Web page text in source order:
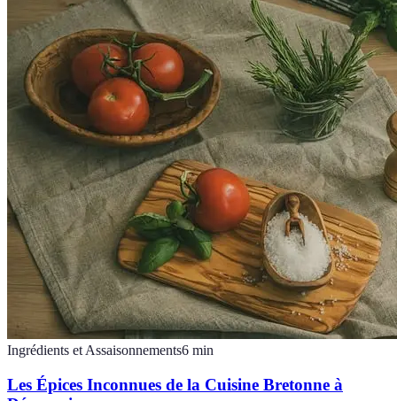
Ingrédients et Assaisonnements6 min
Les Épices Inconnues de la Cuisine Bretonne à